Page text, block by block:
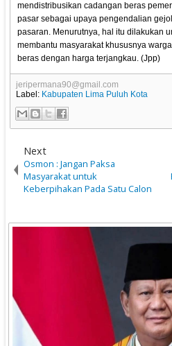
mendistribusikan cadangan beras
pasar sebagai upaya pengendalian
pasaran. Menurutnya, hal itu dilakukan
membantu masyarakat khususnya
beras dengan harga terjangkau. (Jpp)
jeripermana90@gmail.com
Label: Kabupaten Lima Puluh Kota
Next
Osmon : Jangan Paksa
Masyarakat untuk
Keberpihakan Pada Satu Calon